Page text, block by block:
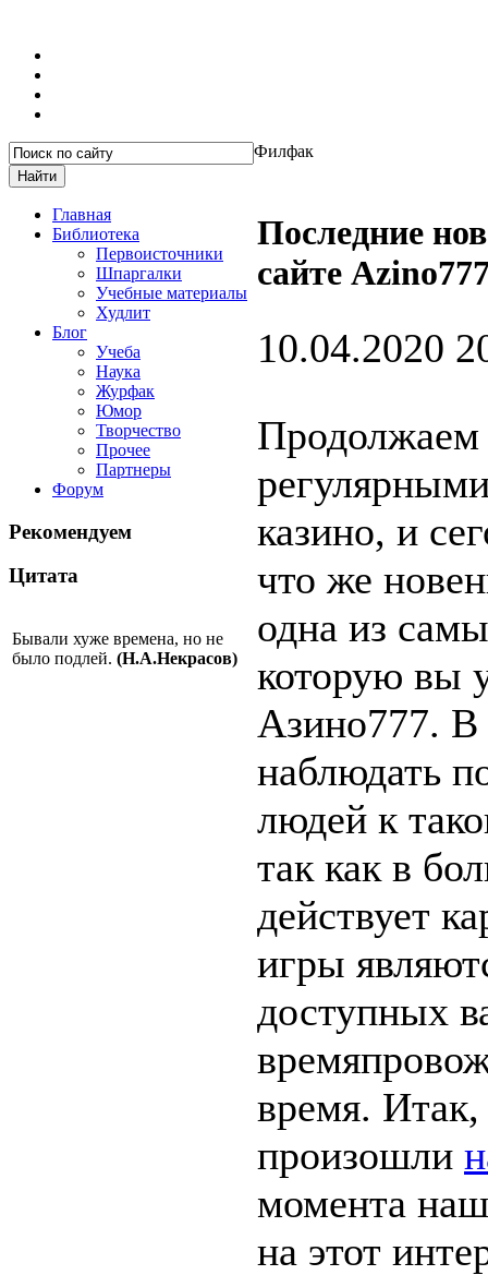
Главная
Библиотека
Первоисточники
Шпаргалки
Учебные материалы
Худлит
Блог
Учеба
Наука
Журфак
Юмор
Творчество
Прочее
Партнеры
Форум
Рекомендуем
Цитата
Бывали хуже времена, но не
было подлей. (Н.А.Некрасов)
Филфак
Последние
сайте
10.04.2020
казино, и
что же
одна из
которую вы
Aзино777.
наблюдать
людей к
так как в
действует
игры
доступных
время.
произошли
момента
на этот